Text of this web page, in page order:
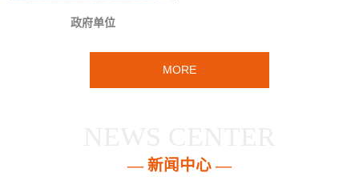
政府单位
MORE
— 新闻中心 —